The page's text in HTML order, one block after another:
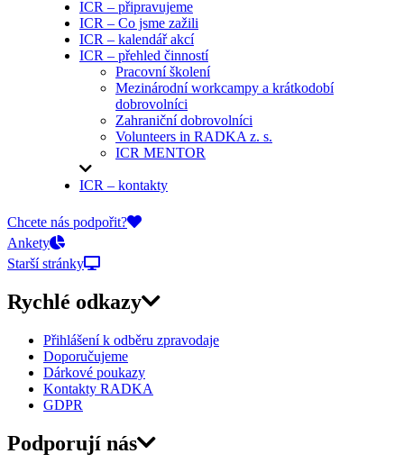
ICR – připravujeme
ICR – Co jsme zažili
ICR – kalendář akcí
ICR – přehled činností
Pracovní školení
Mezinárodní workcampy a krátkodobí
dobrovolníci
Zahraniční dobrovolníci
Volunteers in RADKA z. s.
ICR MENTOR
ICR – kontakty
On-line přihlášky
Chcete nás podpořit?
Ankety
Starší stránky
Rychlé odkazy
Přihlášení k odběru zpravodaje
Doporučujeme
Dárkové poukazy
Kontakty RADKA
GDPR
Podporují nás